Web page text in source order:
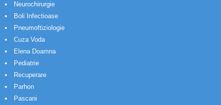
Neurochirurgie
Boli Infectioase
Pneumoftiziologie
Cuza Voda
Elena Doamna
Pediatrie
Recuperare
Parhon
Pascani